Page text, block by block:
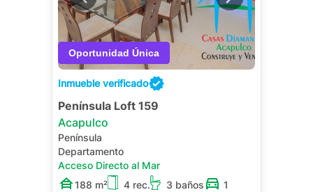
Inmueble verificado
Península Loft 159
Acapulco
Península
Departamento
Acceso Directo al Mar
188 m²
4 rec. 3 baños
1